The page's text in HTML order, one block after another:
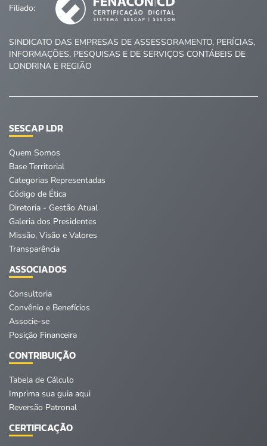
Filiado:
SINDICATO DAS EMPRESAS DE ASSESSORAMENTO, PERÍCIAS,
INFORMAÇÕES, PESQUISAS E DE SERVIÇOS CONTÁBEIS DE
LONDRINA E REGIÃO
SESCAP LDR
Quem Somos
Base Territorial
Categorias Representadas
Código de Ética
Diretoria - Gestão Atual
Galeria dos Presidentes
Missão, Visão e Valores
Transparência
ASSOCIADOS
Consultoria
Convênio e Benefícios
Associe-se
Posição Financeira
CONTRIBUIÇÃO
Tabela de Cálculo
Imprima sua guia aqui
Reversão Patronal
CERTIFICAÇÃO